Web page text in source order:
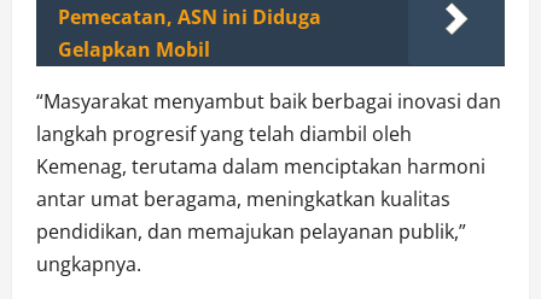
Pemecatan, ASN ini Diduga
Gelapkan Mobil
“Masyarakat menyambut baik berbagai inovasi dan
langkah progresif yang telah diambil oleh
Kemenag, terutama dalam menciptakan harmoni
antar umat beragama, meningkatkan kualitas
pendidikan, dan memajukan pelayanan publik,”
ungkapnya.